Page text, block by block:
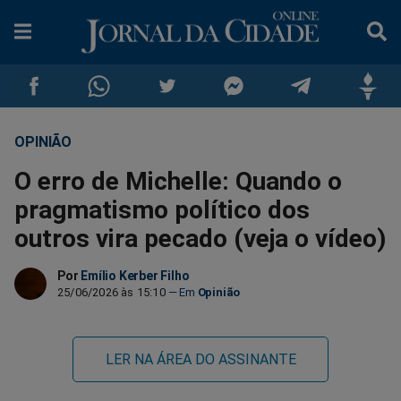
Compartilhar
no
Facebook
Compartilhar
no
Whatsapp
no
Twitter
no
Messenger
no
TelegramGettr
OPINIÃO
O erro de Michelle: Quando o
pragmatismo político dos
outros vira pecado (veja o vídeo)
Por Emílio Kerber Filho
25/06/2026 às 15:10 Opinião
LER NA ÁREA DO ASSINANTE